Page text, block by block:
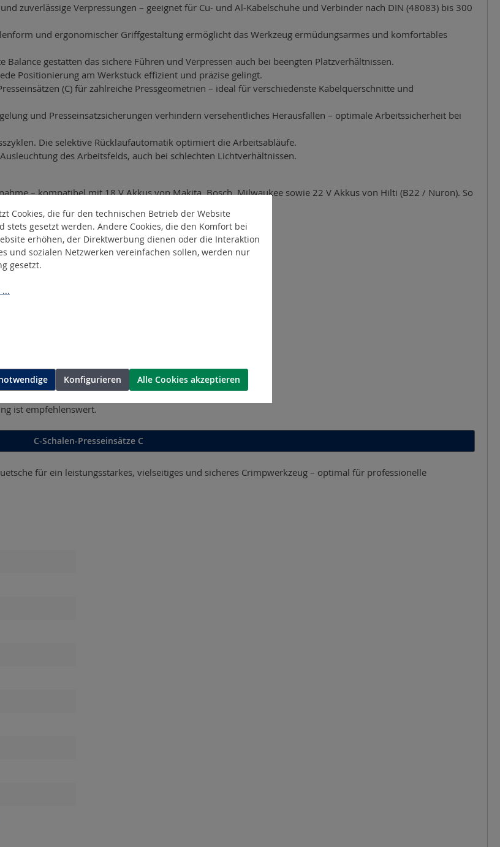
zuverlässige Verpressungen – geeignet für Cu- und Al-Kabelschuhe und Verbinder nach DIN (48083) bis 300
und ergonomischer Griffgestaltung ermöglicht das Werkzeug ermüdungsarmes und komfortables
gestatten das sichere Führen und Verpressen auch bei beengten Platzverhältnissen.
Positionierung am Werkstück effizient und präzise gelingt.
(C) für zahlreiche Pressgeometrien – ideal für verschiedenste Kabelquerschnitte und
und Presseinsatzsicherungen verhindern versehentliches Herausfallen – optimale Arbeitssicherheit bei
Die selektive Rücklaufautomatik optimiert die Arbeitsabläufe.
des Arbeitsfelds, auch bei schlechten Lichtverhältnissen.
– kompatibel mit 18 V Akkus von Makita, Bosch, Milwaukee sowie 22 V Akkus von Hilti (B22 / Nuron). So
deutlich Ihre Investitions- und Lagerkosten.
(mehrdrähtig)
ist empfehlenswert.
C-Schalen-Presseinsätze C
für ein leistungsstarkes, vielseitiges und sicheres Crimpwerkzeug – optimal für professionelle
Cookies, die für den technischen Betrieb der Website
gesetzt werden. Andere Cookies, die den Komfort bei
erhöhen, der Direktwerbung dienen oder die Interaktion
und sozialen Netzwerken vereinfachen sollen, werden nur
gesetzt.
Konfigurieren Alle Cookies akzeptieren